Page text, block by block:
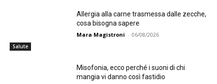
Salute
Allergia alla carne trasmessa dalle zecche,
cosa bisogna sapere
Mara Magistroni - 06/08/2026
Misofonia, ecco perché i suoni di chi
mangia vi danno così fastidio